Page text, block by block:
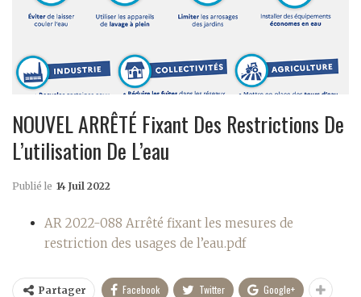
NOUVEL ARRÊTÉ Fixant Des Restrictions De
L’utilisation De L’eau
Publié le 14 Juil 2022
AR 2022-088 Arrêté fixant les mesures de
restriction des usages de l’eau.pdf
Partager Facebook Twitter Google+